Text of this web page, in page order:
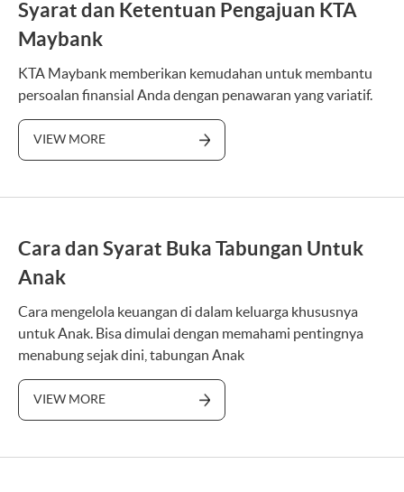
Syarat dan Ketentuan Pengajuan KTA
Maybank
KTA Maybank memberikan kemudahan untuk membantu
persoalan finansial Anda dengan penawaran yang variatif.
VIEW MORE
Cara dan Syarat Buka Tabungan Untuk
Anak
Cara mengelola keuangan di dalam keluarga khususnya
untuk Anak. Bisa dimulai dengan memahami pentingnya
menabung sejak dini, tabungan Anak
VIEW MORE